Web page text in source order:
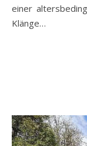
einer
Klänge…